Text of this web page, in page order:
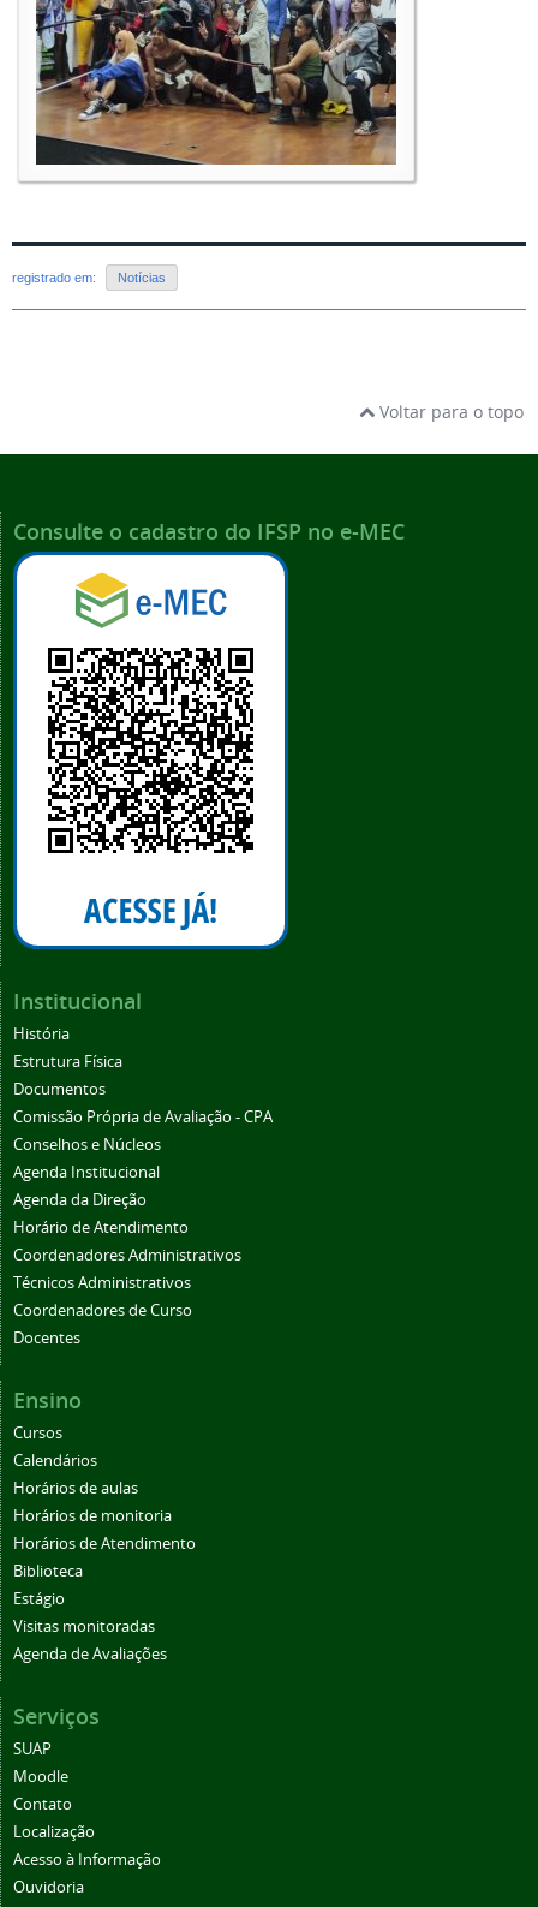
registrado em: Notícias
Voltar para o topo
Consulte o cadastro do IFSP no e-MEC
Institucional
História
Estrutura Física
Documentos
Comissão Própria de Avaliação - CPA
Conselhos e Núcleos
Agenda Institucional
Agenda da Direção
Horário de Atendimento
Coordenadores Administrativos
Técnicos Administrativos
Coordenadores de Curso
Docentes
Ensino
Cursos
Calendários
Horários de aulas
Horários de monitoria
Horários de Atendimento
Biblioteca
Estágio
Visitas monitoradas
Agenda de Avaliações
Serviços
SUAP
Moodle
Contato
Localização
Acesso à Informação
Ouvidoria